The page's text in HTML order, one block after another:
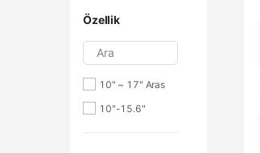
Özellik
Ara
10" ~ 17" Aras
10"-15.6"